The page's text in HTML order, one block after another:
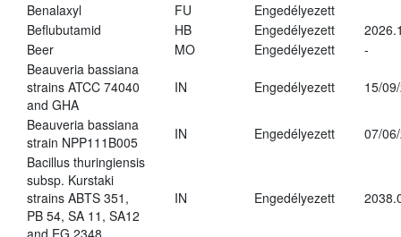
Benalaxyl
FU
Engedélyezett
Beflubutamid
HB Engedélyezett
Beer
MO Engedélyezett
-
Beauveria bassiana
strains ATCC 74040
and GHA
IN Engedélyezett 15/
Beauveria bassiana
strain NPP111B005
IN Engedélyezett
07/
Bacillus thuringiensis
subsp. Kurstaki
strains ABTS 351,
PB 54, SA 11, SA12
IN Engedélyezett